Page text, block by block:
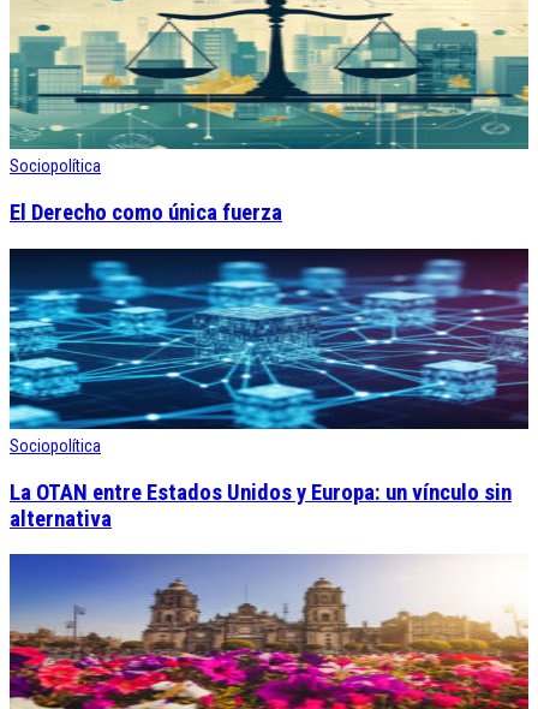
Sociopolítica
El Derecho como única fuerza
Sociopolítica
La OTAN entre Estados Unidos y Europa: un vínculo sin
alternativa